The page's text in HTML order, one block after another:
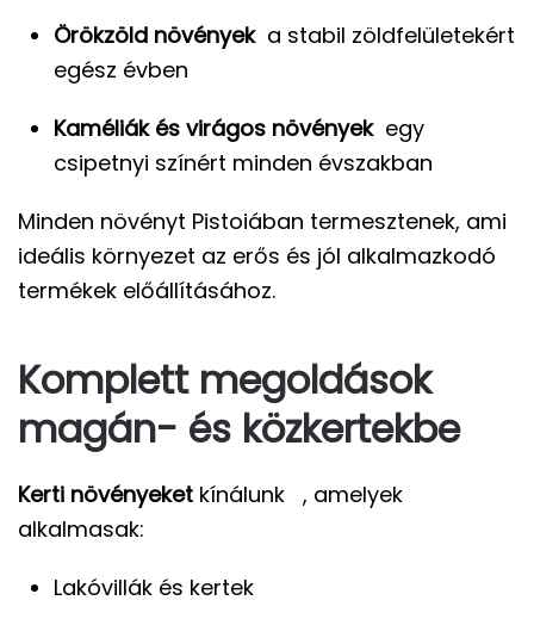
Örökzöld növényeka stabil zöldfelületekért
egész évben
Kaméliák és virágos növényekegy
csipetnyi színért minden évszakban
Minden növényt Pistoiában termesztenek, ami
ideális környezet az erős és jól alkalmazkodó
termékek előállításához.
Komplett megoldások
magán- és közkertekbe
Kerti növényeket kínálunk , amelyek
alkalmasak:
Lakóvillák és kertek